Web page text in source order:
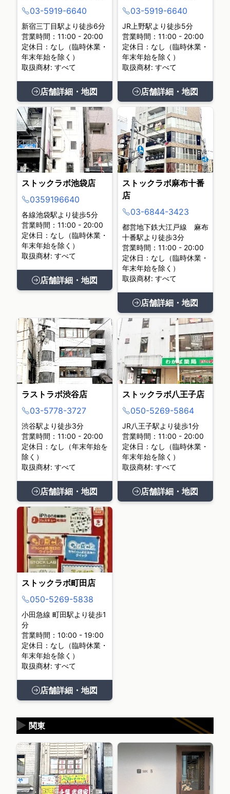
03-5919-6640
新宿三丁目駅より徒歩6分
営業時間：11:00 - 20:00
定休日：なし（臨時休業・
年末年始を除く）
取扱商材: すべて
店舗詳細・地図
03-5919-6640
JR上野駅より徒歩5分
営業時間：11:00 - 20:00
定休日：なし（臨時休業・
年末年始を除く）
取扱商材: すべて
店舗詳細・地図
ストックラボ池袋店
0359196640
各線池袋駅より徒歩5分
営業時間：11:00 - 20:00
定休日：なし（臨時休業・
年末年始を除く）
取扱商材: すべて
店舗詳細・地図
ストックラボ麻布十番
店
03-6844-3423
都営地下鉄大江戸線 麻布
十番駅より徒歩3分
営業時間：11:00 - 20:00
定休日：なし（臨時休業・
年末年始を除く）
取扱商材: すべて
店舗詳細・地図
ラストラボ渋谷店
03-5778-3727
渋谷駅より徒歩3分
営業時間：11:00 - 20:00
定休日：なし（年末年始を
除く）
取扱商材: すべて
店舗詳細・地図
ストックラボ八王子店
050-5269-5864
JR八王子駅より徒歩1分
営業時間：11:00 - 20:00
定休日：なし（臨時休業・
年末年始を除く）
取扱商材: すべて
店舗詳細・地図
ストックラボ町田店
050-5269-5838
小田急線 町田駅より徒歩1
分
営業時間：10:00 - 19:00
定休日：なし（臨時休業・
年末年始を除く）
取扱商材: すべて
店舗詳細・地図
関東
▶